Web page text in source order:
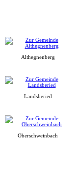
Althegnenberg
Landsberied
Oberschweinbach